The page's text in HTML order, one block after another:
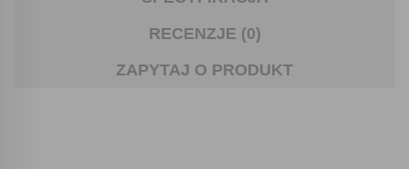
RECENZJE (0)
ZAPYTAJ O PRODUKT